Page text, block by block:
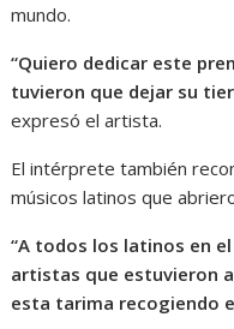
mundo.
“Quiero dedicar este
tuvieron que dejar su
expresó el artista.
El intérprete también
músicos latinos que
“A todos los latinos en
artistas que estuvieron
esta tarima recogiendo